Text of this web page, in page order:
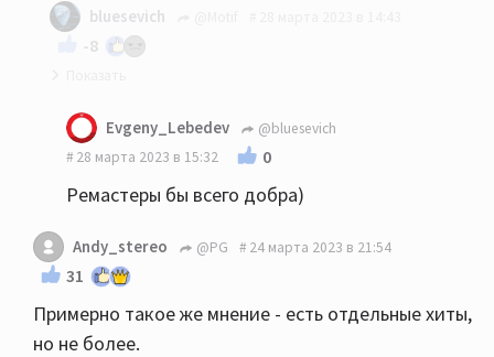
bluesevich
-8
Согласен
Evgeny_Lebedev
@bluesevich
28 марта 2023 в 15:32
0
Ремастеры бы всего добра)
Andy_stereo @PG 24 марта 2023 в 21:54
31
Примерно такое же мнение - есть отдельные хиты,
но не более.